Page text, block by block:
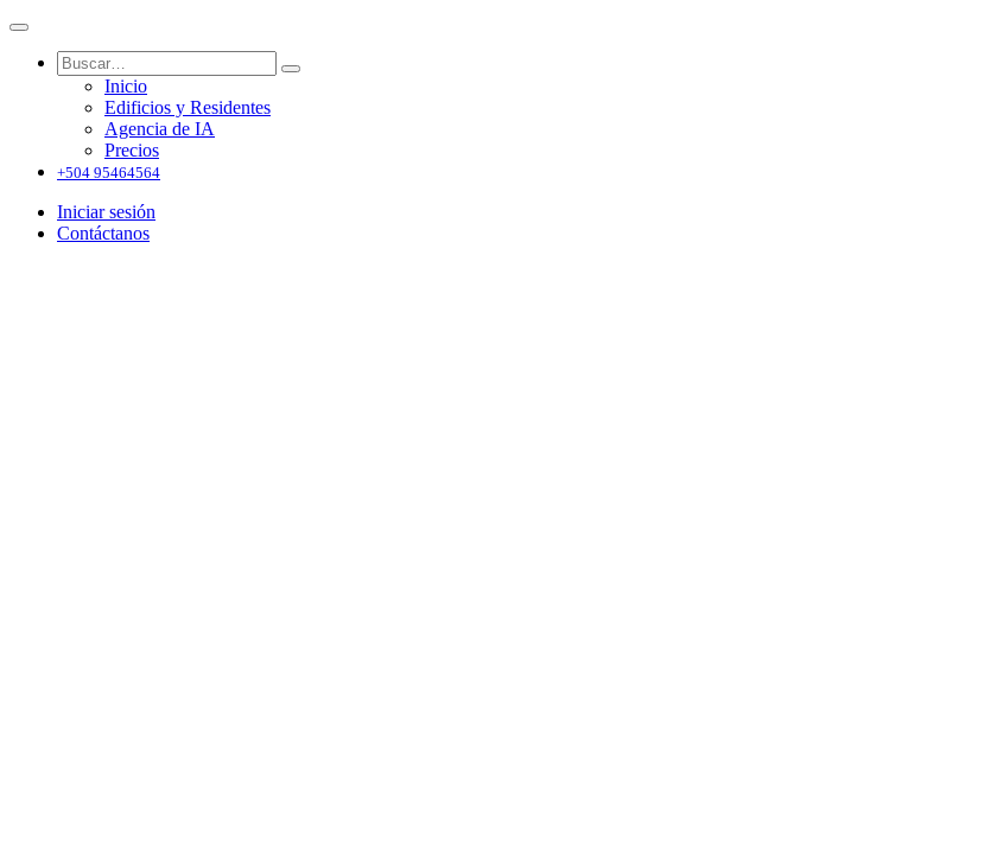
Inicio
Edificios y Residentes
Agencia de IA
Precios
+504 95464564
Iniciar sesión
Contáctanos